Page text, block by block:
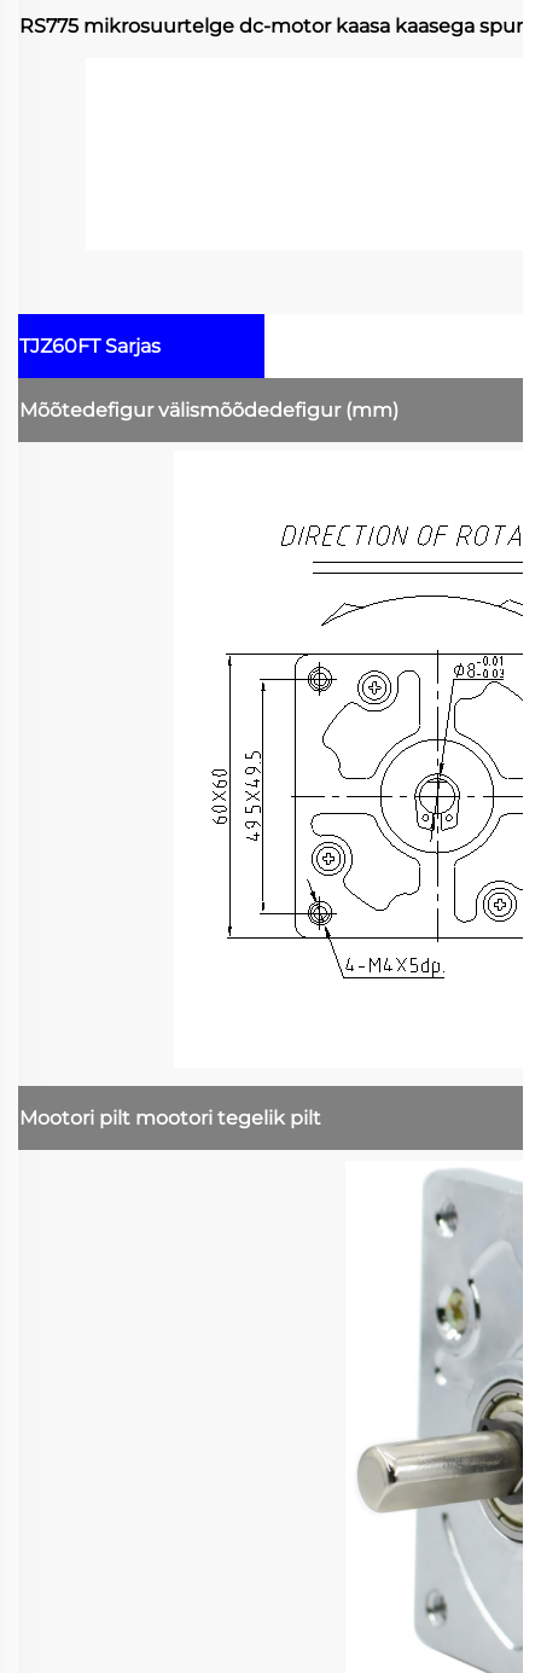
RS775 mikrosuurtelge dc-motor kaasa kaasega spur
TJZ60FT Sarjas
Mõõtedefigurvälismõõdedefigur (mm)
Mootori pilt mootori tegelik pilt